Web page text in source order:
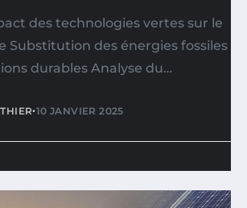
des technologies vertes sur le
Substitution des énergies fossiles
durables Analyse du…
•10 JANVIER 2025